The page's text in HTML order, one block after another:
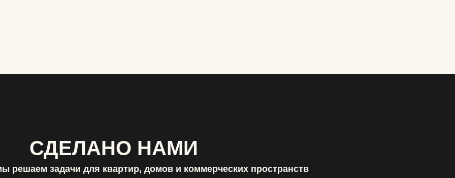
СДЕЛАНО НАМИ
решаем задачи для квартир, домов и коммерческих пространств